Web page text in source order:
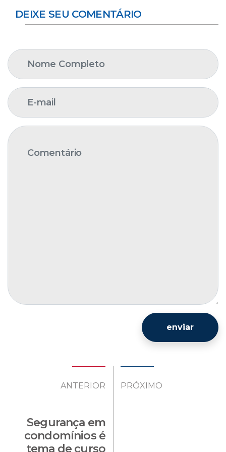
DEIXE SEU COMENTÁRIO
enviar
ANTERIOR
Segurança em
condomínios é
tema de curso
PRÓXIMO